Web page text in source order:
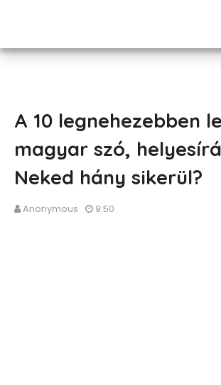
A 10 legnehezebben
magyar szó,
Neked hány sikerül?
Anonymous 9:50